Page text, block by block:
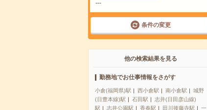
---
条件の変更
他の検索結果を見る
勤務地でお仕事情報をさがす
小倉(福岡県)駅 西小倉駅 南小倉駅
城野
(日豊本線)駅
石田駅
志井(日田彦山線)
駅
志井公園駅 香春駅 田川後藤寺駅
一